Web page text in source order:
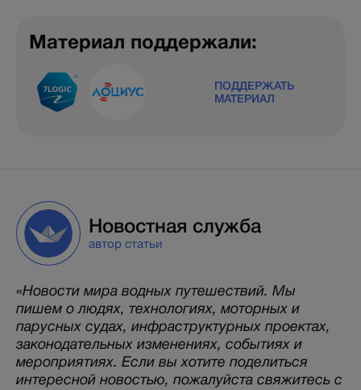
Материал поддержали:
ПОДДЕРЖАТЬ
МАТЕРИАЛ
Новостная служба
автор статьи
«Новости мира водных путешествий. Мы
пишем о людях, технологиях, моторных и
парусных судах, инфраструктурных проектах,
законодательных изменениях, событиях и
мероприятиях. Если вы хотите поделиться
интересной новостью, пожалуйста свяжитесь с